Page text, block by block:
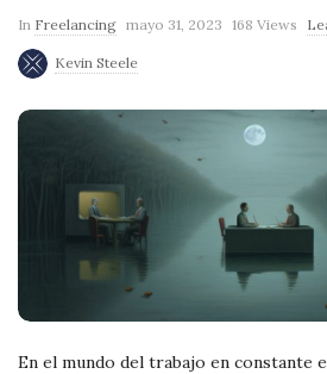
In Freelancing mayo 31, 2023 168 Views
Kevin Steele
En el mundo del trabajo en constante